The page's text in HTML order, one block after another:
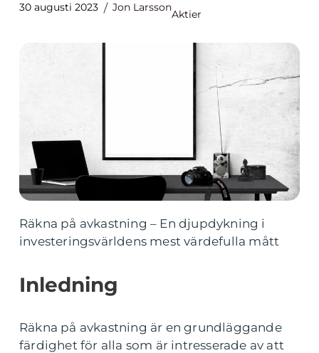
30 augusti 2023 Jon Larsson
Aktier
Räkna på avkastning – En djupdykning i
investeringsvärldens mest värdefulla mått
Inledning
Räkna på avkastning är en grundläggande
färdighet för alla som är intresserade av att